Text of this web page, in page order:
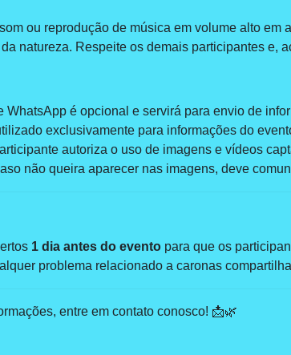
ou reprodução de música em volume alto em
natureza. Respeite os demais participantes e,
WhatsApp é opcional e servirá para envio de
exclusivamente para informações do
autoriza o uso de imagens e vídeos
não queira aparecer nas imagens, deve
1 dia antes do evento para que os
problema relacionado a caronas
entre em contato conosco! 📩🌿